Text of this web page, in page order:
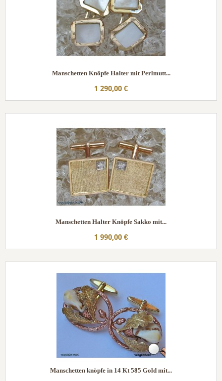
Manschetten Knöpfe Halter mit Perlmutt...
1 290,00 €
Manschetten Halter Knöpfe Sakko mit...
1 990,00 €
Manschetten knöpfe in 14 Kt 585 Gold mit...